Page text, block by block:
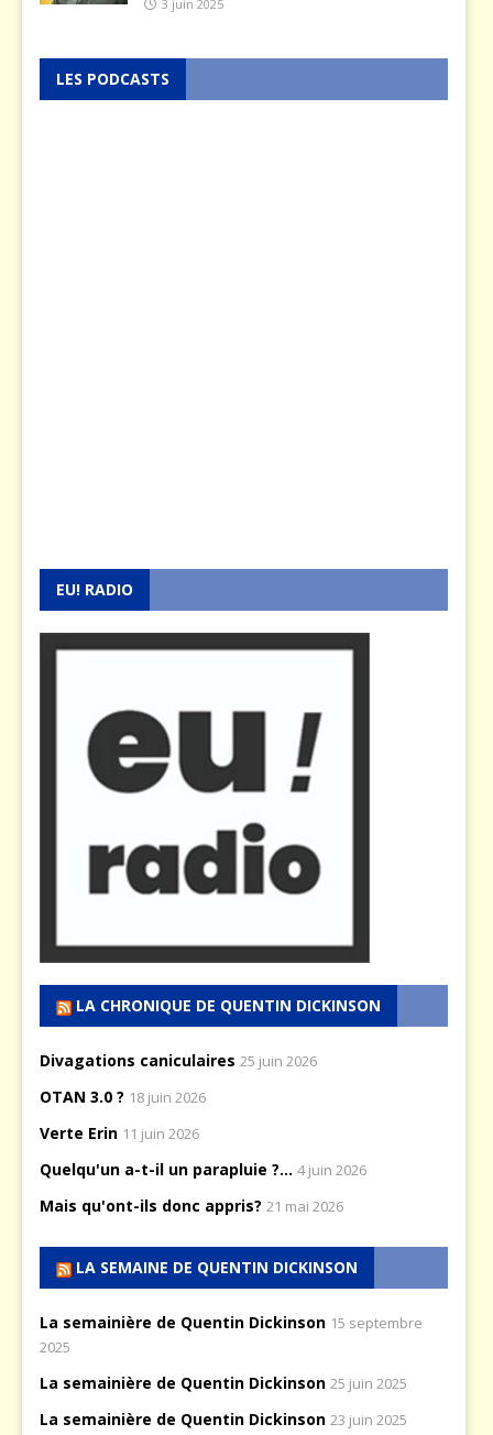
3 juin 2025
LES PODCASTS
EU! RADIO
LA CHRONIQUE DE QUENTIN DICKINSON
Divagations caniculaires 25 juin 2026
OTAN 3.0 ? 18 juin 2026
Verte Erin 11 juin 2026
Quelqu'un a-t-il un parapluie ?... 4 juin 2026
Mais qu'ont-ils donc appris? 21 mai 2026
LA SEMAINE DE QUENTIN DICKINSON
La semainière de Quentin Dickinson 15 septembre
2025
La semainière de Quentin Dickinson 25 juin 2025
La semainière de Quentin Dickinson 23 juin 2025